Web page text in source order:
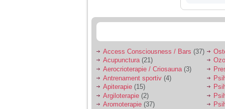
Access Consciousness / Bars (37)
Acupunctura(21)
Aerocrioterapie / Criosauna(3)
Antrenament sportiv (4)
Apiterapie (15)
Argiloterapie (2)
Aromoterapie (37)